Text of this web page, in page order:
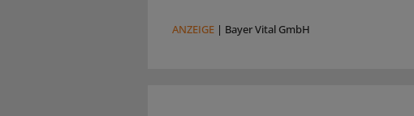
ANZEIGE | Bayer Vital GmbH